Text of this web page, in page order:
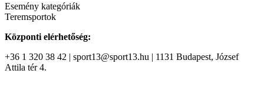
Esemény kategóriák
Teremsportok
Központi elérhetőség:
+36 1 320 38 42 | sport13@sport13.hu | 1131 Budapest, József
Attila tér 4.